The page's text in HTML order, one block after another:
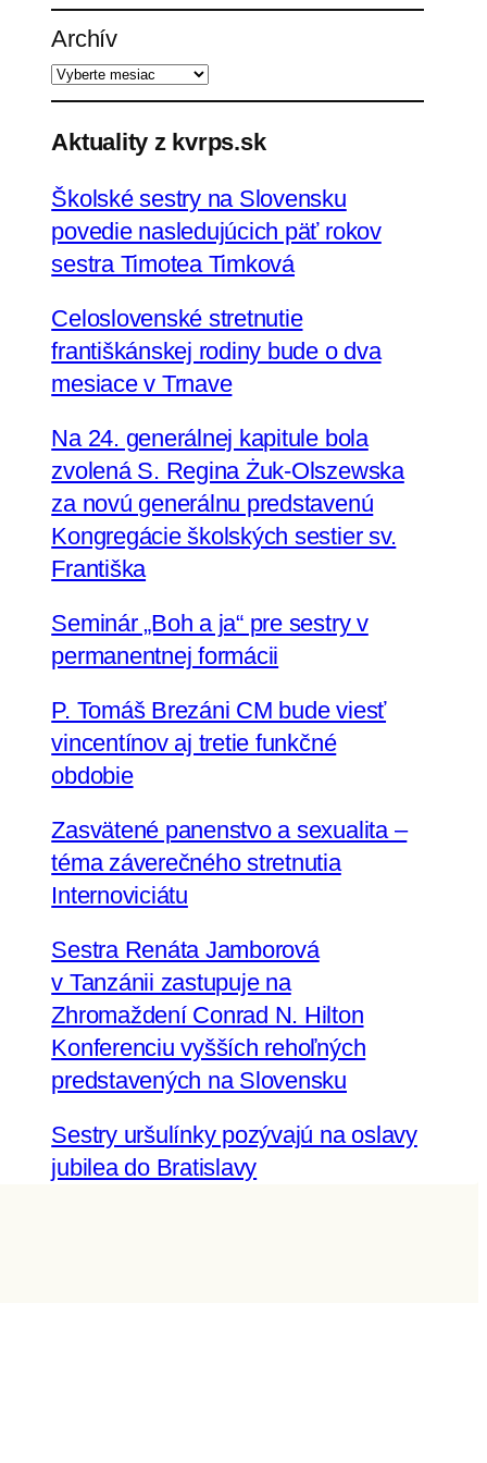
ľ
a
d
a
ť
Archív
Aktuality z kvrps.sk
Školské sestry na Slovensku
povedie nasledujúcich päť rokov
sestra Timotea Timková
Celoslovenské stretnutie
františkánskej rodiny bude o dva
mesiace v Trnave
Na 24. generálnej kapitule bola
zvolená S. Regina Żuk-Olszewska
za novú generálnu predstavenú
Kongregácie školských sestier sv.
Františka
Seminár „Boh a ja“ pre sestry v
permanentnej formácii
P. Tomáš Brezáni CM bude viesť
vincentínov aj tretie funkčné
obdobie
Zasvätené panenstvo a sexualita –
téma záverečného stretnutia
Internoviciátu
Sestra Renáta Jamborová
v Tanzánii zastupuje na
Zhromaždení Conrad N. Hilton
Konferenciu vyšších rehoľných
predstavených na Slovensku
Sestry uršulínky pozývajú na oslavy
jubilea do Bratislavy